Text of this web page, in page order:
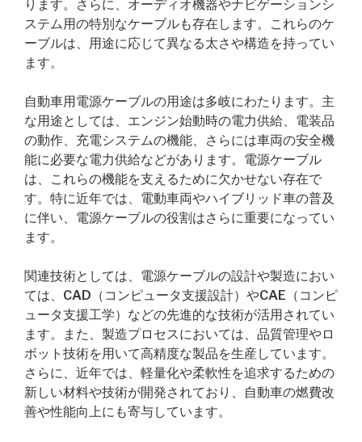
ります。さらに、オーディオ機器やナビゲーションシ
ステム用の特別なケーブルも存在します。これらのケ
ーブルは、用途に応じて異なる太さや構造を持ってい
ます。
自動車用電源ケーブルの用途は多岐にわたります。主
な用途としては、エンジン始動時の電力供給、電装品
の動作、充電システムの機能、さらには車両の安全機
能に必要な電力供給などがあります。電源ケーブル
は、これらの機能を支えるために欠かせない存在で
す。特に近年では、電動車両やハイブリッド車の普及
に伴い、電源ケーブルの役割はさらに重要になってい
ます。
関連技術としては、電源ケーブルの設計や製造におい
ては、CAD（コンピュータ支援設計）やCAE（コンピ
ュータ支援工学）などの先進的な技術が活用されてい
ます。また、製造プロセスにおいては、品質管理やロ
ボット技術を用いて高精度な製品を生産しています。
さらに、近年では、軽量化や柔軟性を追求するための
新しい材料や技術が開発されており、自動車の燃費改
善や性能向上にも寄与しています。